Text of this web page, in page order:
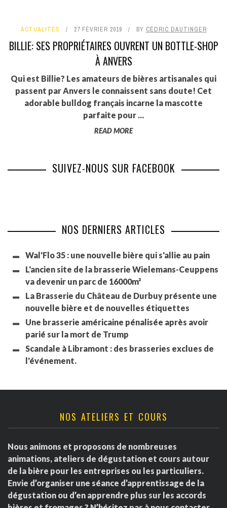
ACTUALITÉS 27 FÉVRIER 2019 BY CÉDRIC DAUTINGER
BILLIE: SES PROPRIÉTAIRES OUVRENT UN BOTTLE-SHOP
À ANVERS
Qui est Billie? Les amateurs de bières artisanales qui
passent par Anvers le connaissent sans doute! Cet
adorable bulldog français incarne la mascotte
parfaite pour ...
READ MORE
SUIVEZ-NOUS SUR FACEBOOK
NOS DERNIERS ARTICLES
Wal'Flo 35 : une nouvelle bière qui s'allie au pain
L'ancien site de la brasserie Wielemans-Ceuppens
va devenir un parc de 16000m²
La Brasserie du Château de Durbuy présente une
nouvelle bière et de nouvelles étiquettes
Une brasserie américaine pénalisée après avoir
parié sur la mort de Trump
Scandale à Libramont : des brasseries exclues de
l'événement.
NOS ATELIERS ET COURS
Nous animons et proposons de nombreuses
animations, ateliers de dégustation et cours autour
de la bière pour les entreprises ou les particuliers.
Envie d’organiser une séance d’apprentissage de la
dégustation ou d’en apprendre plus sur les accords